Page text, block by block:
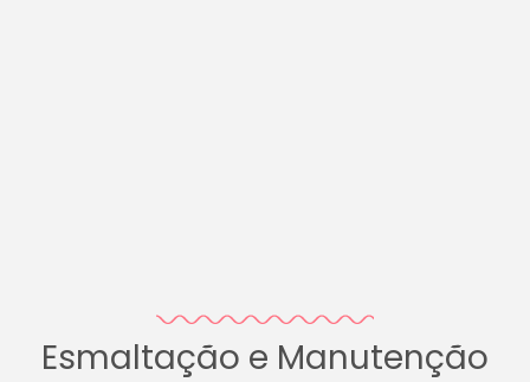
Esmaltação e Manutenção